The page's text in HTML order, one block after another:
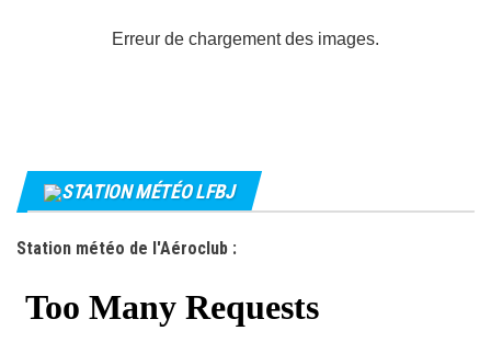
Erreur de chargement des images.
STATION MÉTÉO LFBJ
Station météo de l'Aéroclub :